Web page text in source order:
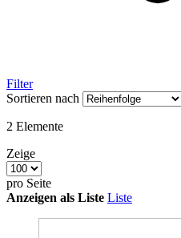
Filter
Sortieren nach
2 Elemente
Zeige
pro Seite
Anzeigen als Liste Liste